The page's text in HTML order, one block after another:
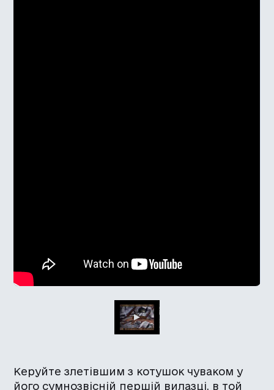
Керуйте злетівшим з котушок чуваком у
його сумнозвісній першій вилазці, в той